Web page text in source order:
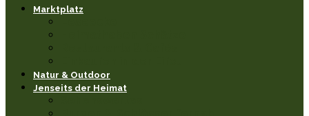
Marktplatz
Natur & Outdoor
Jenseits der Heimat